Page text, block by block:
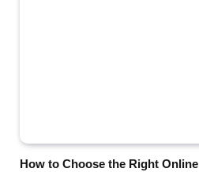
How to Choose the Right